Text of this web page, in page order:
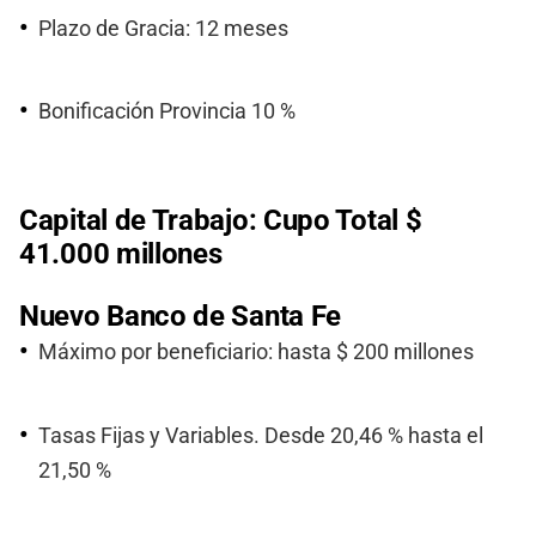
Plazo de Gracia: 12 meses
Bonificación Provincia 10 %
Capital de Trabajo: Cupo Total $
41.000 millones
Nuevo Banco de Santa Fe
Máximo por beneficiario: hasta $ 200 millones
Tasas Fijas y Variables. Desde 20,46 % hasta el
21,50 %